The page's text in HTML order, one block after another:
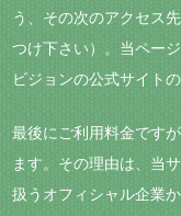
う、その次のアクセス
つけ下さい）。当ペー
ビジョンの公式サイトの
最後にご利用料金です
ます。その理由は、当
扱うオフィシャル企業